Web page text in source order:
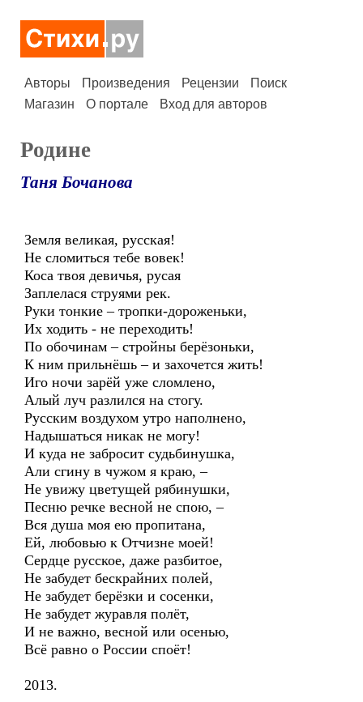
Авторы Произведения Рецензии
Поиск
Магазин
О портале Вход для авторов
Родине
Таня Бочанова
Земля великая, русская!
Не сломиться тебе вовек!
Коса твоя девичья, русая
Заплелася струями рек.
Руки тонкие – тропки-дороженьки,
Их ходить - не переходить!
По обочинам – стройны берёзоньки,
К ним прильнёшь – и захочется жить!
Иго ночи зарёй уже сломлено,
Алый луч разлился на стогу.
Русским воздухом утро наполнено,
Надышаться никак не могу!
И куда не забросит судьбинушка,
Али сгину в чужом я краю, –
Не увижу цветущей рябинушки,
Песню речке весной не спою, –
Вся душа моя ею пропитана,
Ей, любовью к Отчизне моей!
Сердце русское, даже разбитое,
Не забудет бескрайних полей,
Не забудет берёзки и сосенки,
Не забудет журавля полёт,
И не важно, весной или осенью,
Всё равно о России споёт!
2013.